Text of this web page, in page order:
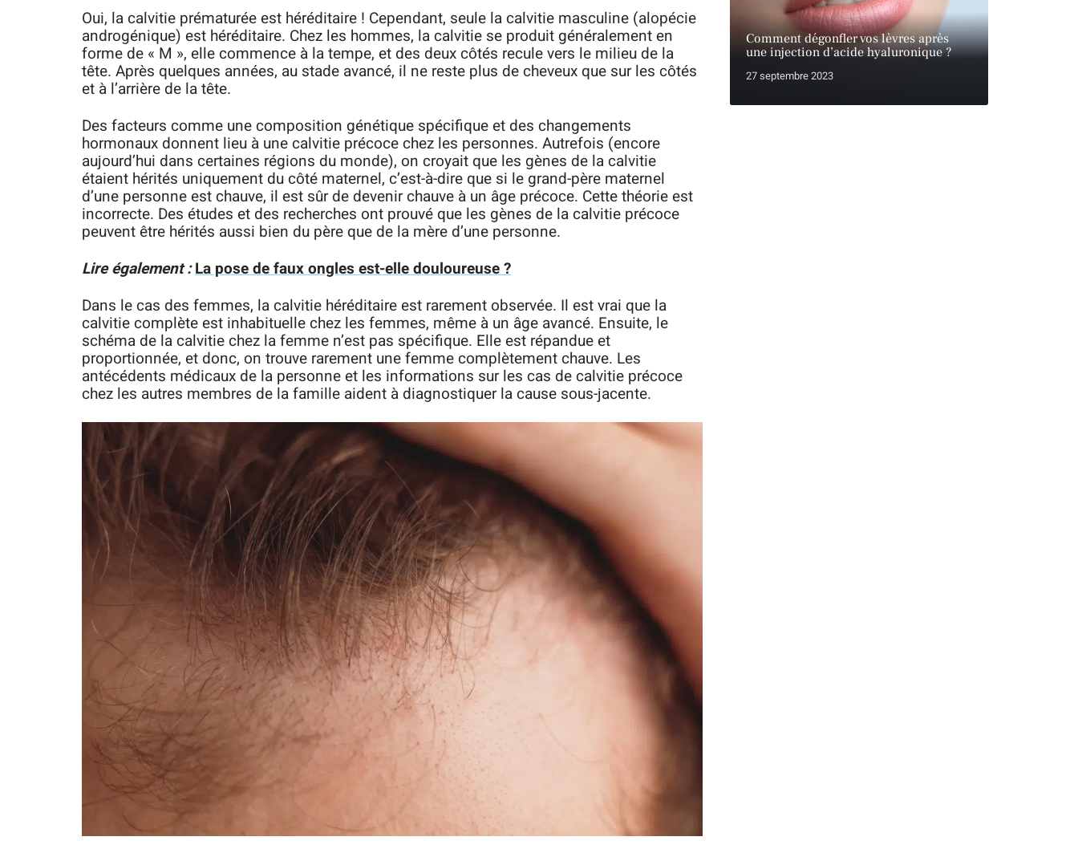
Oui, la calvitie prématurée est héréditaire ! Cependant, seule la calvitie masculine (alopécie
androgénique) est héréditaire. Chez les hommes, la calvitie se produit généralement en
forme de « M », elle commence à la tempe, et des deux côtés recule vers le milieu de la
tête. Après quelques années, au stade avancé, il ne reste plus de cheveux que sur les côtés
et à l’arrière de la tête.
Des facteurs comme une composition génétique spécifique et des changements
hormonaux donnent lieu à une calvitie précoce chez les personnes. Autrefois (encore
aujourd’hui dans certaines régions du monde), on croyait que les gènes de la calvitie
étaient hérités uniquement du côté maternel, c’est-à-dire que si le grand-père maternel
d’une personne est chauve, il est sûr de devenir chauve à un âge précoce. Cette théorie est
incorrecte. Des études et des recherches ont prouvé que les gènes de la calvitie précoce
peuvent être hérités aussi bien du père que de la mère d’une personne.
Lire également :La pose de faux ongles est-elle douloureuse ?
Dans le cas des femmes, la calvitie héréditaire est rarement observée. Il est vrai que la
calvitie complète est inhabituelle chez les femmes, même à un âge avancé. Ensuite, le
schéma de la calvitie chez la femme n’est pas spécifique. Elle est répandue et
proportionnée, et donc, on trouve rarement une femme complètement chauve. Les
antécédents médicaux de la personne et les informations sur les cas de calvitie précoce
chez les autres membres de la famille aident à diagnostiquer la cause sous-jacente.
Comment dégonfler vos lèvres après
une injection d’acide hyaluronique ?
27 septembre 2023